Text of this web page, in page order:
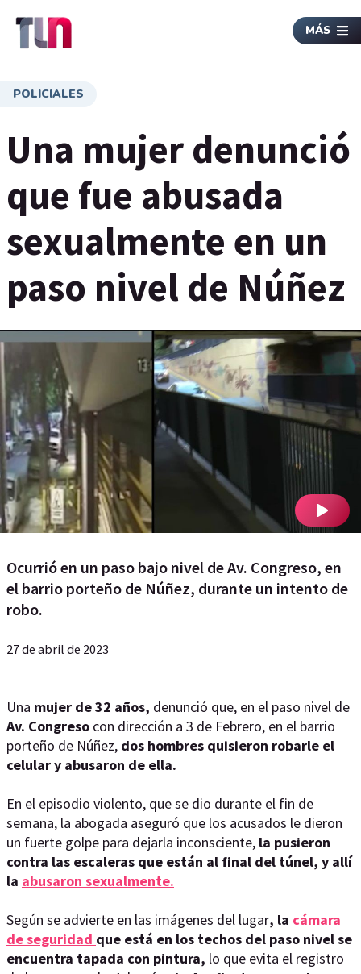
MÁS
POLICIALES
Una mujer denunció
que fue abusada
sexualmente en un
paso nivel de Núñez
Ocurrió en un paso bajo nivel de Av. Congreso, en
el barrio porteño de Núñez, durante un intento de
robo.
27 de abril de 2023
Una mujer de 32 años, denunció que, en el paso nivel de
Av. Congreso con dirección a 3 de Febrero, en el barrio
porteño de Núñez, dos hombres quisieron robarle el
celular y abusaron de ella.
En el episodio violento, que se dio durante el fin de
semana, la abogada aseguró que los acusados le dieron
un fuerte golpe para dejarla inconsciente, la pusieron
contra las escaleras que están al final del túnel, y allí
la abusaron sexualmente.
Según se advierte en las imágenes del lugar, la cámara
de seguridad que está en los techos del paso nivel se
encuentra tapada con pintura, lo que evita el registro